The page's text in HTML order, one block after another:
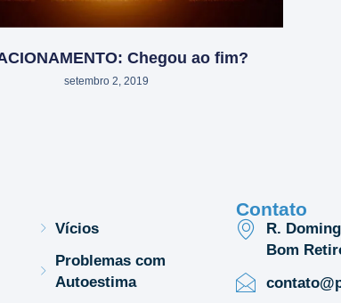
Chegou ao fim?
setembro 2, 2019
Vícios
Problemas com
Autoestima
Contato
R.
Bom